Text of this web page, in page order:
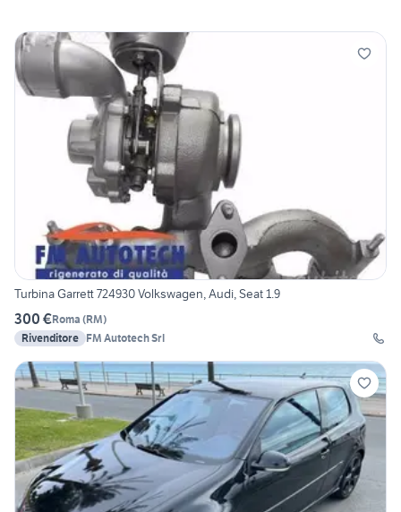
Turbina Garrett 724930 Volkswagen, Audi, Seat 1.9
300 €Roma (RM)
Rivenditore FM Autotech Srl